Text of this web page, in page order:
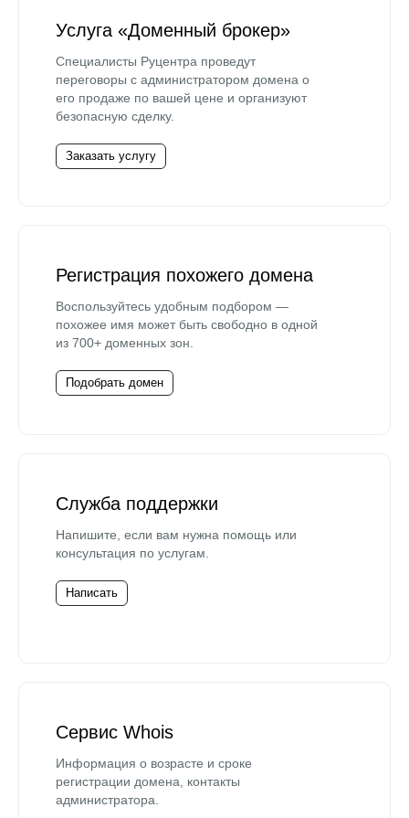
Услуга «Доменный брокер»
Специалисты Руцентра проведут
переговоры с администратором домена о
его продаже по вашей цене и организуют
безопасную сделку.
Заказать услугу
Регистрация похожего домена
Воспользуйтесь удобным подбором —
похожее имя может быть свободно в одной
из 700+ доменных зон.
Подобрать домен
Служба поддержки
Напишите, если вам нужна помощь или
консультация по услугам.
Написать
Сервис Whois
Информация о возрасте и сроке
регистрации домена, контакты
администратора.